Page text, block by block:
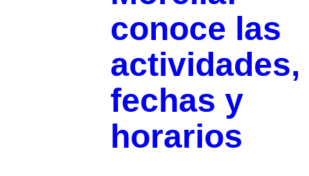
conoce las
actividades,
fechas y
horarios